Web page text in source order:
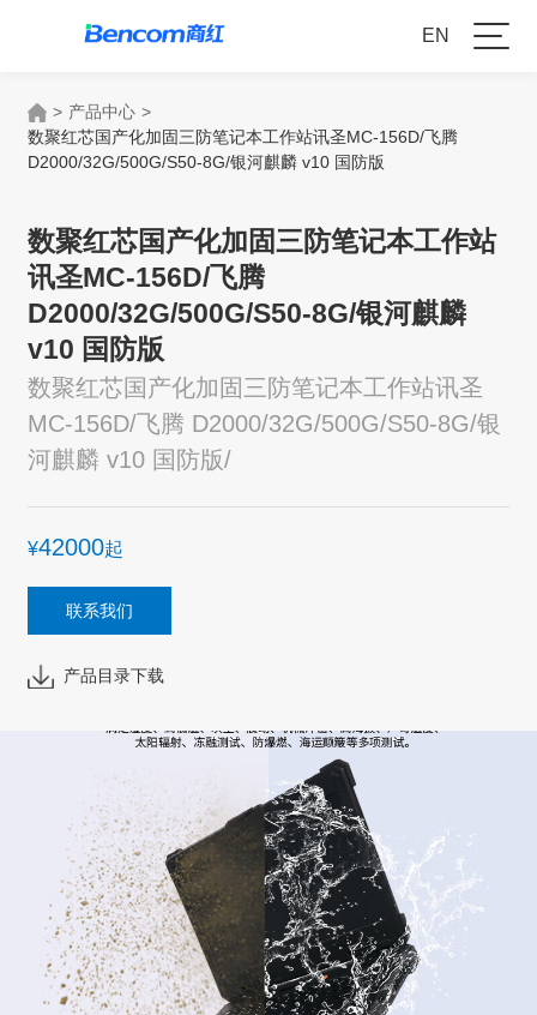
EN
> 产品中心 >
数聚红芯国产化加固三防笔记本工作站讯圣MC-156D/飞腾
D2000/32G/500G/S50-8G/银河麒麟 v10 国防版
数聚红芯国产化加固三防笔记本工作站
讯圣MC-156D/飞腾
D2000/32G/500G/S50-8G/银河麒麟
v10 国防版
数聚红芯国产化加固三防笔记本工作站讯圣
MC-156D/飞腾 D2000/32G/500G/S50-8G/银
河麒麟 v10 国防版/
¥42000起
联系我们
产品目录下载